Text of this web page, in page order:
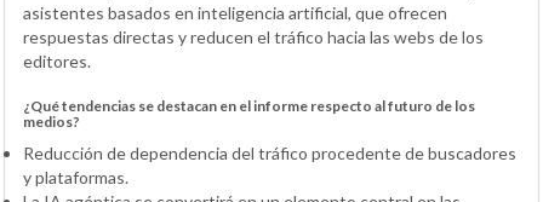
asistentes basados en inteligencia artificial, que ofrecen
respuestas directas y reducen el tráfico hacia las webs de los
editores.
¿Qué tendencias se destacan en el informe respecto al futuro de los
medios?
Reducción de dependencia del tráfico procedente de buscadores
y plataformas.